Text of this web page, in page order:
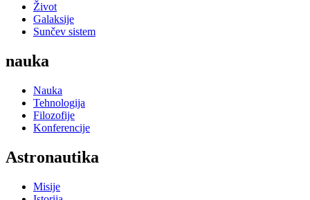
Život
Galaksije
Sunčev sistem
nauka
Nauka
Tehnologija
Filozofije
Konferencije
Astronautika
Misije